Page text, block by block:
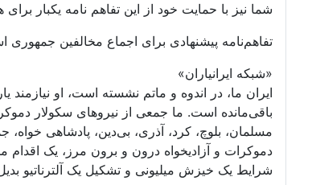
شما نیز با حمایت خود از این تفاهم نامه یکبار
تفاهم‌نامه پیشنهادی برای اجماع مخالفین جمهوری
«شبکه ایرانیاران»
ایران ما، در اندوه و ماتم نشسته است، او
باقی‌مانده است. ما جمعی از نیروهای سکولار
مسلمان، بلوچ، کرد، آذری، بی‌دین، پادشاهی خواه،
دموکرات و آزادیخواه درون و برون مرز، یک
شرایط یک خیزش میلیونی و تشکیل یک آلترناتیو